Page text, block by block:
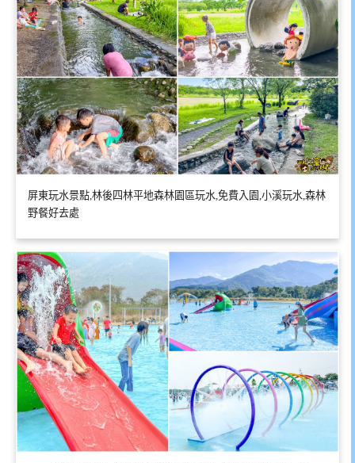
屏東玩水景點,林後四林平地森林園區玩水,免費入園,小溪玩水,森林
野餐好去處